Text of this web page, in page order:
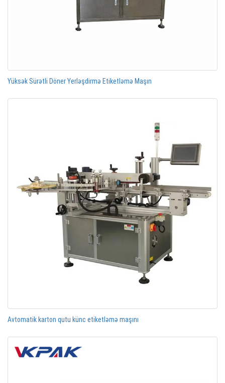
Yüksək Sürətli Döner Yerləşdirmə Etiketləmə Maşın
Avtomatik karton qutu künc etiketləmə maşını